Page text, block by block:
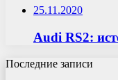
25.11.2020
Audi RS2:
Последние записи